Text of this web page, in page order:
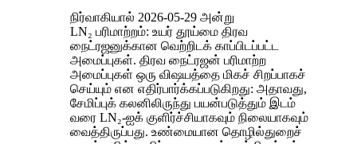
நிர்வாகியால் 2026-05-29 அன்று
LN₂ பரிமாற்றம்: உயர் தூய்மை திரவ
நைட்ரஜனுக்கான வெற்றிடக் காப்பிடப்பட்ட
அமைப்புகள். திரவ நைட்ரஜன் பரிமாற்ற
அமைப்புகள் ஒரு விஷயத்தை மிகச் சிறப்பாகச்
செய்யும் என எதிர்பார்க்கப்படுகிறது: அதாவது,
சேமிப்புக் கலனிலிருந்து பயன்படுத்தும் இடம்
வரை LN₂-ஐக் குளிர்ச்சியாகவும் நிலையாகவும்
வைத்திருப்பது. உண்மையான தொழில்துறைச்